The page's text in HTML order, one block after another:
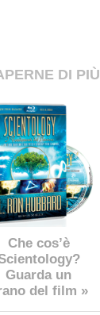
DI PIÙ
Che cos’è
Guarda un
del film »